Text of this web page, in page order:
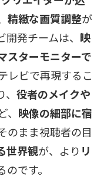
精緻な画質調整が
発チームは、 映
スターモニターで
レビで再現するこ
役者のメイクや
、 映像の細部に宿
のまま視聴者の目
世界観が、より リ
です。